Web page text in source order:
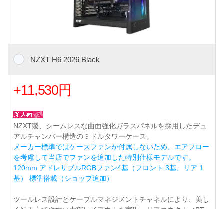
NZXT H6 2026 Black
+11,530円
NZXT製、シームレスな曲面強化ガラスパネルを採用したデュ
アルチャンバー構造のミドルタワーケース。
メーカー標準ではケースファンが付属しないため、エアフロー
を考慮して当店でファンを追加した特別仕様モデルです。
120mm アドレサブルRGBファン4基（フロント 3基、リア 1
基） 標準搭載（ショップ追加）
ツールレス設計とケーブルマネジメントチャネルにより、美し